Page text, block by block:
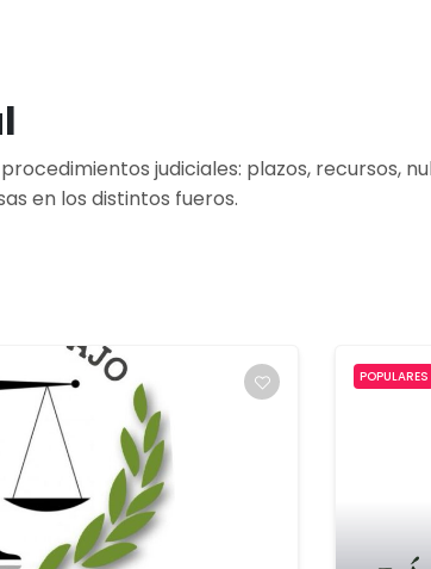
judiciales: plazos, recursos,
en los distintos fueros.
POPULARES